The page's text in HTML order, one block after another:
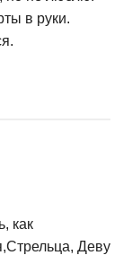
в руки.
как
Деву